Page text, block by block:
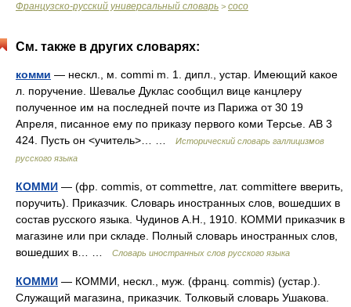
Французско-русский универсальный словарь > coco
См. также в других словарях:
комми — нескл., м. commi m. 1. дипл., устар. Имеющий какое
л. поручение. Шевалье Дуклас сообщил вице канцлеру
полученное им на последней почте из Парижа от 30 19
Апреля, писанное ему по приказу первого коми Терсье. АВ 3
424. Пусть он <учитель>… …
Исторический словарь галлицизмов
русского языка
КОММИ — (фр. commis, от commettre, лат. committere вверить,
поручить). Приказчик. Словарь иностранных слов, вошедших в
состав русского языка. Чудинов А.Н., 1910. КОММИ приказчик в
магазине или при складе. Полный словарь иностранных слов,
вошедших в… …
Словарь иностранных слов русского языка
КОММИ — КОММИ, нескл., муж. (франц. commis) (устар.).
Служащий магазина, приказчик. Толковый словарь Ушакова.